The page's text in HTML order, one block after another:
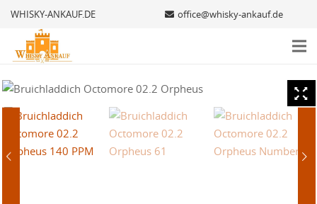
WHISKY-ANKAUF.DE office@whisky-ankauf.de